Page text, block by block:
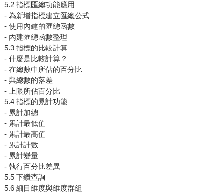
5.2 指標匯總功能應用
- 為新增指標建立匯總公式
- 使用內建的匯總函數
- 內建匯總函數整理
5.3 指標的比較計算
- 什麼是比較計算？
- 在總數中所佔的百分比
- 與總數的落差
- 上限所佔百分比
5.4 指標的累計功能
- 累計加總
- 累計最低值
- 累計最高值
- 累計計數
- 累計變量
- 執行百分比差異
5.5 下鑽查詢
5.6 細目維度與維度群組